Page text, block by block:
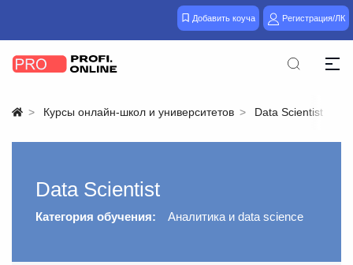
Добавить коуча Регистрация/ЛК
Курсы онлайн-школ и университетов Data Scientist
Data Scientist
Категория обучения: Аналитика и data science